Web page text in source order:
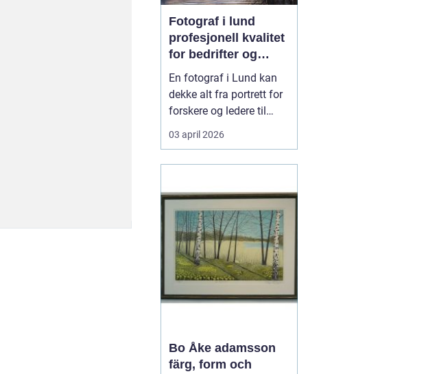
Fotograf i lund
profesjonell kvalitet
for bedrifter og
private
En fotograf i Lund kan
dekke alt fra portrett for
forskere og ledere til
reklamebilder,
kunstfotografi og nære
konfirmasjon når de
hører ordet fotograf, men
i en kunnskapsby som
Lund handler
fotograferi...
03 april 2026
Bo Åke adamsson
färg, form och